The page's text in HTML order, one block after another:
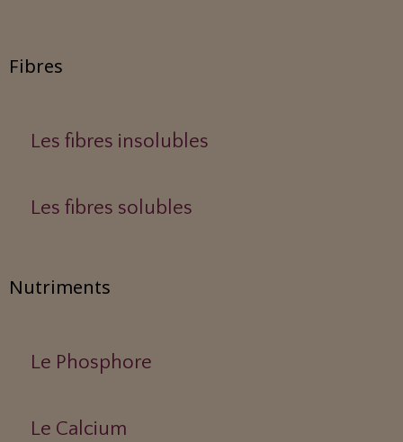
Fibres
Les fibres insolubles
Les fibres solubles
Nutriments
Le Phosphore
Le Calcium